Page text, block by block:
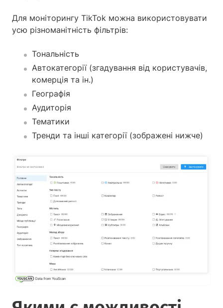
Для моніторингу TikTok можна використовувати
усю різноманітність фільтрів:
Тональність
Автокатегорії (згадування від користувачів,
комерція та ін.)
Географія
Аудиторія
Тематики
Тренди та інші категорії (зображені нижче)